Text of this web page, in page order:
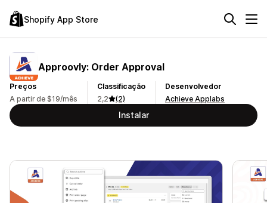
Shopify App Store
Approovly: Order Approval
Preços
A partir de $19/mês
Classificação
2,2
(2)
Desenvolvedor
Achieve Applabs
Instalar